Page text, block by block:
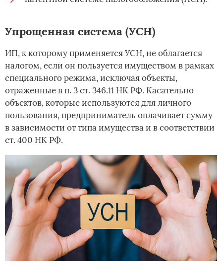
Упрощенная система (УСН)
ИП, к которому применяется УСН, не облагается
налогом, если он пользуется имуществом в рамках
специального режима, исключая объекты,
отраженные в п. 3 ст. 346.11 НК РФ. Касательно
объектов, которые используются для личного
пользования, предприниматель оплачивает сумму
в зависимости от типа имущества и в соответствии
ст. 400 НК РФ.